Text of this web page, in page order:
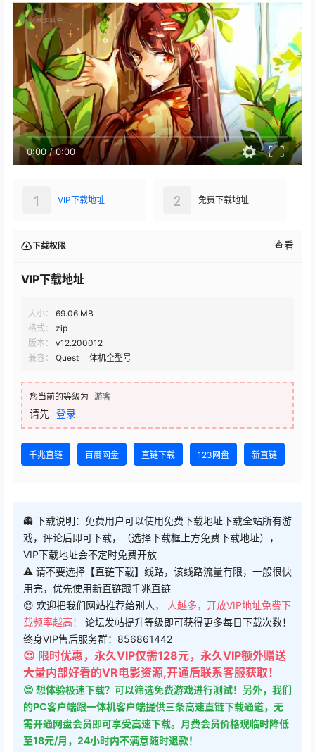
0:00/0:00
VIP下载地址
1 免费下载地址
2
下载权限 查看
VIP下载地址
大小：
69.06 MB
格式：
zip
版本：
v12.200012
兼容：
Quest 一体机全型号
您当前的等级为 游客
请先 登录
千兆直链 百度网盘 直链下载 123网盘 新直链
👻 下载说明：免费用户可以使用免费下载地址下载全站所有游
戏，评论后即可下载，（选择下载框上方免费下载地址），
VIP下载地址会不定时免费开放
⚠ 请不要选择【直链下载】线路，该线路流量有限，一般很快
用完，优先使用新直链跟千兆直链
😊 欢迎把我们网站推荐给别人，
人越多，开放VIP地址免费下
载频率越高！ 论坛发帖提升等级即可获得更多每日下载次数！
终身VIP售后服务群：856861442
😍 限时优惠，永久VIP仅需128元，永久VIP额外赠送
大量内部好看的VR电影资源,开通后联系客服获取！
😍 想体验极速下载？可以筛选免费游戏进行测试！另外，我们
的PC客户端跟一体机客户端提供三条高速直链下载通道，无
需开通网盘会员即可享受高速下载。月费会员价格现临时降低
至18元/月，24小时内不满意随时退款！